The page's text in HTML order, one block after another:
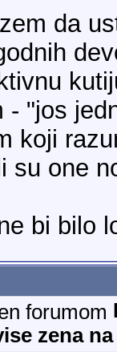
da
- "jos
koji
su one
bi bilo
zena